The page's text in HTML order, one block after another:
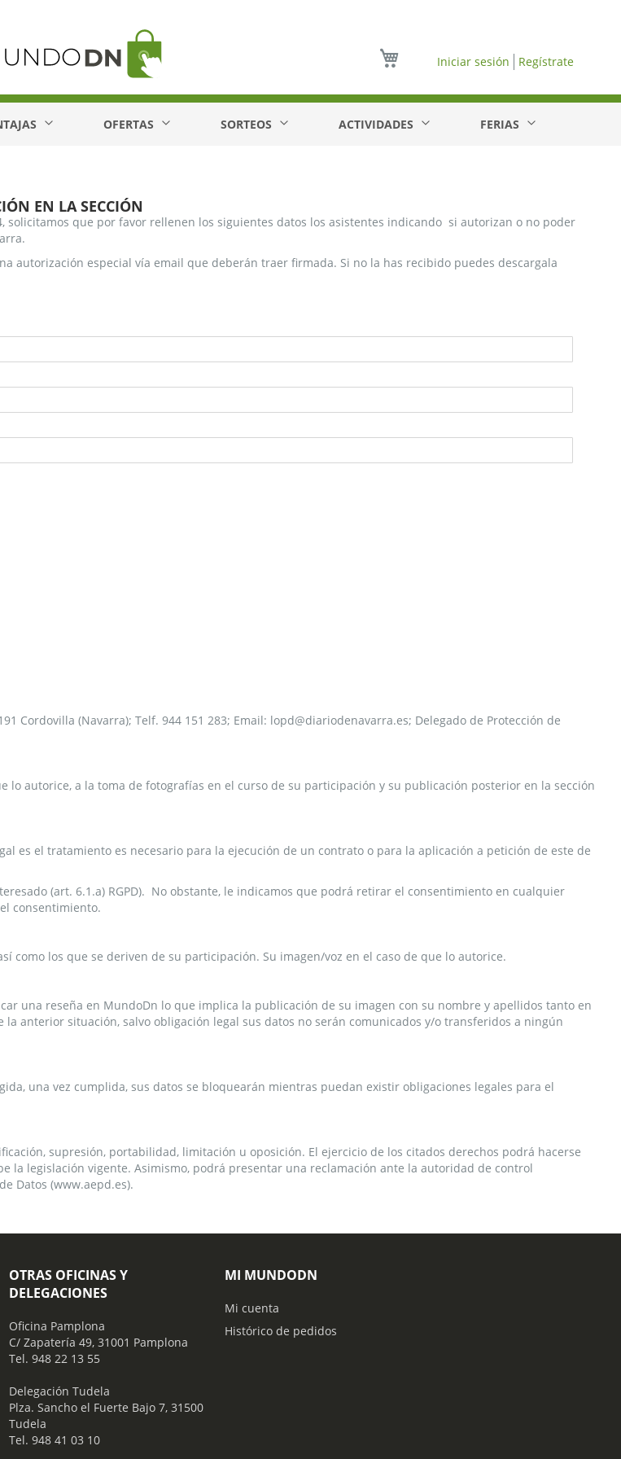
Iniciar sesión Regístrate
OFERTAS SORTEOS ACTIVIDADES FERIAS
EN LA SECCIÓN
solicitamos que por favor rellenen los siguientes datos los asistentes indicando si autorizan o no poder
autorización especial vía email que deberán traer firmada. Si no la has recibido puedes descargala
Cordovilla (Navarra); Telf. 944 151 283; Email: lopd@diariodenavarra.es; Delegado de Protección de
autorice, a la toma de fotografías en el curso de su participación y su publicación posterior en la sección
es el tratamiento es necesario para la ejecución de un contrato o para la aplicación a petición de este de
(art. 6.1.a) RGPD). No obstante, le indicamos que podrá retirar el consentimiento en cualquier
consentimiento.
los que se deriven de su participación. Su imagen/voz en el caso de que lo autorice.
una reseña en MundoDn lo que implica la publicación de su imagen con su nombre y apellidos tanto en
anterior situación, salvo obligación legal sus datos no serán comunicados y/o transferidos a ningún
una vez cumplida, sus datos se bloquearán mientras puedan existir obligaciones legales para el
supresión, portabilidad, limitación u oposición. El ejercicio de los citados derechos podrá hacerse
legislación vigente. Asimismo, podrá presentar una reclamación ante la autoridad de control
Datos (www.aepd.es).
OTRAS OFICINAS Y
DELEGACIONES
Oficina Pamplona
C/ Zapatería 49, 31001 Pamplona
Tel. 948 22 13 55
​ Delegación Tudela
Plza. Sancho el Fuerte Bajo 7, 31500
Tudela
Tel. 948 41 03 10
MI MUNDODN
Mi cuenta
Histórico de pedidos